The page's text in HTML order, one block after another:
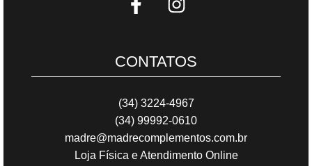
CONTATOS
(34) 3224-4967
(34) 99992-0610
madre@madrecomplementos.com.br
Loja Física e Atendimento Online